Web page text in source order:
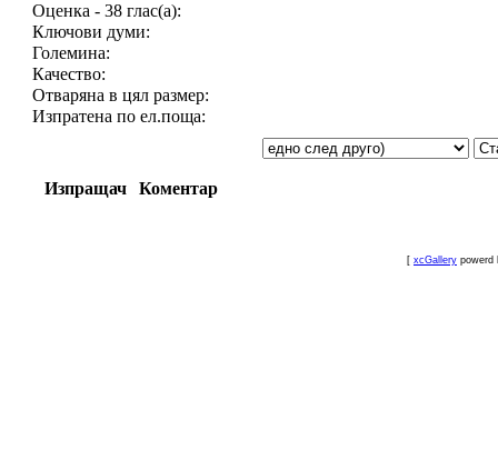
Оценка - 38 глас(а):
Ключови думи:
Големина:
Качество:
Отваряна в цял размер:
Изпратена по ел.поща:
Изпращач Коментар
[ xcGallery